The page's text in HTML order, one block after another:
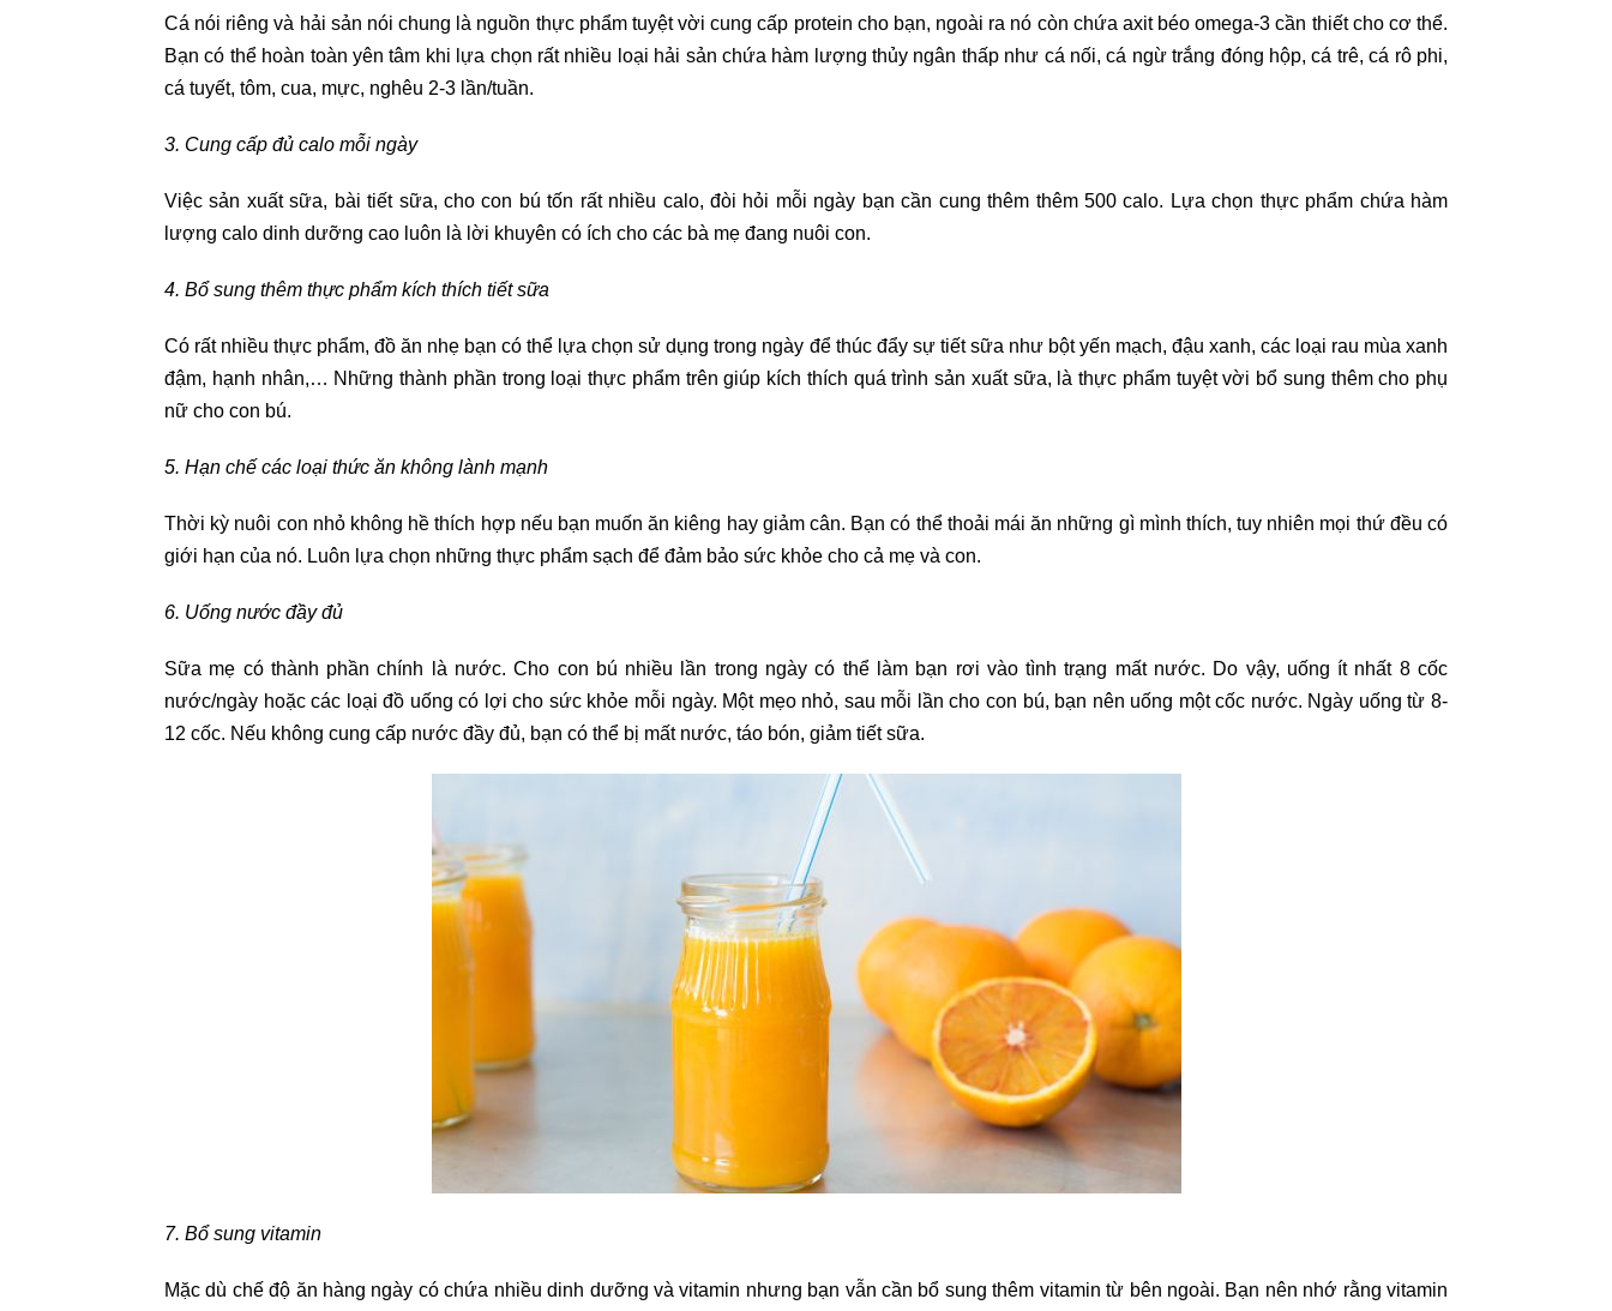
Cá nói riêng và hải sản nói chung là nguồn thực phẩm tuyệt vời cung cấp protein cho bạn, ngoài ra nó còn chứa axit béo omega-3 cần thiết cho cơ thể.
Bạn có thể hoàn toàn yên tâm khi lựa chọn rất nhiều loại hải sản chứa hàm lượng thủy ngân thấp như cá nối, cá ngừ trắng đóng hộp, cá trê, cá rô phi,
cá tuyết, tôm, cua, mực, nghêu 2-3 lần/tuần.
3. Cung cấp đủ calo mỗi ngày
Việc sản xuất sữa, bài tiết sữa, cho con bú tốn rất nhiều calo, đòi hỏi mỗi ngày bạn cần cung thêm thêm 500 calo. Lựa chọn thực phẩm chứa hàm
lượng calo dinh dưỡng cao luôn là lời khuyên có ích cho các bà mẹ đang nuôi con.
4. Bổ sung thêm thực phẩm kích thích tiết sữa
Có rất nhiều thực phẩm, đồ ăn nhẹ bạn có thể lựa chọn sử dụng trong ngày để thúc đẩy sự tiết sữa như bột yến mạch, đậu xanh, các loại rau mùa xanh
đậm, hạnh nhân,… Những thành phần trong loại thực phẩm trên giúp kích thích quá trình sản xuất sữa, là thực phẩm tuyệt vời bổ sung thêm cho phụ
nữ cho con bú.
5. Hạn chế các loại thức ăn không lành mạnh
Thời kỳ nuôi con nhỏ không hề thích hợp nếu bạn muốn ăn kiêng hay giảm cân. Bạn có thể thoải mái ăn những gì mình thích, tuy nhiên mọi thứ đều có
giới hạn của nó. Luôn lựa chọn những thực phẩm sạch để đảm bảo sức khỏe cho cả mẹ và con.
6. Uống nước đầy đủ
Sữa mẹ có thành phần chính là nước. Cho con bú nhiều lần trong ngày có thể làm bạn rơi vào tình trạng mất nước. Do vậy, uống ít nhất 8 cốc
nước/ngày hoặc các loại đồ uống có lợi cho sức khỏe mỗi ngày. Một mẹo nhỏ, sau mỗi lần cho con bú, bạn nên uống một cốc nước. Ngày uống từ 8-
12 cốc. Nếu không cung cấp nước đầy đủ, bạn có thể bị mất nước, táo bón, giảm tiết sữa.
7. Bổ sung vitamin
Mặc dù chế độ ăn hàng ngày có chứa nhiều dinh dưỡng và vitamin nhưng bạn vẫn cần bổ sung thêm vitamin từ bên ngoài. Bạn nên nhớ rằng vitamin